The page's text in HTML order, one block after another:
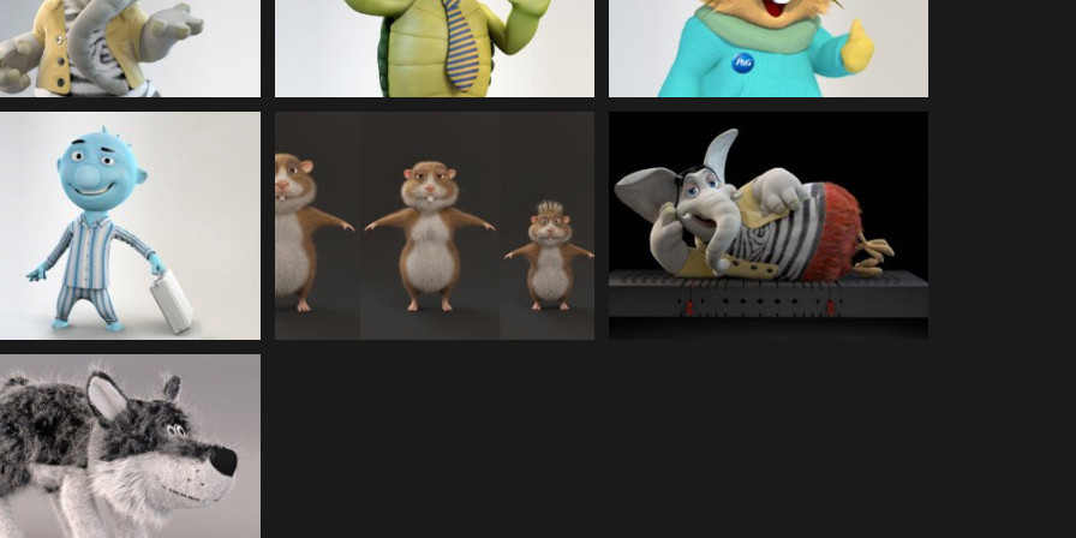
| 3D Illustration
Illustration
Illustration
| 3D Illustration HAMSTER | 3D Illustration RUMMEL | 3D Illustration
ZDF WOLF | 3D
Illustration